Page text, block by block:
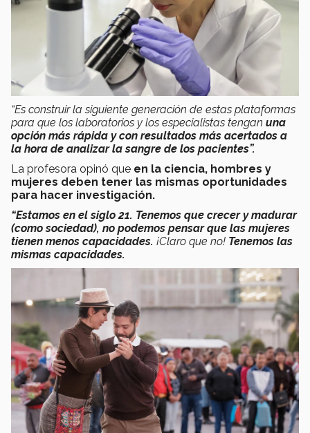
“Es construir la siguiente generación de estas plataformas
para que los laboratorios y los especialistas tengan una
opción más rápida y con resultados más acertados a
la hora de analizar la sangre de los pacientes”.
La profesora opinó que en la ciencia, hombres y
mujeres deben tener las mismas oportunidades
para hacer investigación.
“Estamos en el siglo 21. Tenemos que crecer y madurar
(como sociedad), no podemos pensar que las mujeres
tienen menos capacidades. ¡Claro que no! Tenemos las
mismas capacidades.